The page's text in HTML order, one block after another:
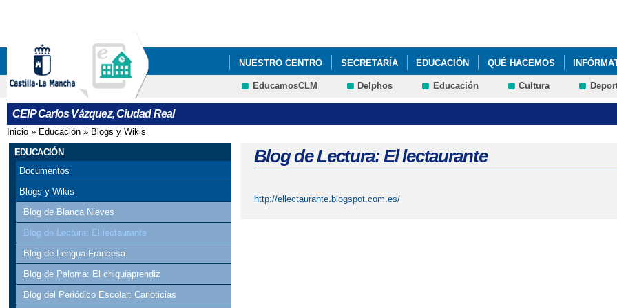
NUESTRO CENTRO SECRETARÍA EDUCACIÓN QUÉ HACEMOS
DOTACIÓN DE MATERIALES CURRICULARES 4º Y 6º E. PRIMARIA
EducamosCLM Delphos Educación Cultura
CEIP Carlos Vázquez, Ciudad Real
Se encuentra usted aquí
Inicio » Educación » Blogs y Wikis
EDUCACIÓN
Documentos
Blogs y Wikis
Blog de Blanca Nieves
Blog de Lectura: El lectaurante
Blog de Lengua Francesa
Blog de Paloma: El chiquiaprendiz
Blog del Periódico Escolar: Carloticias
Blog de Lectura: El lectaurante
http://ellectaurante.blogspot.com.es/